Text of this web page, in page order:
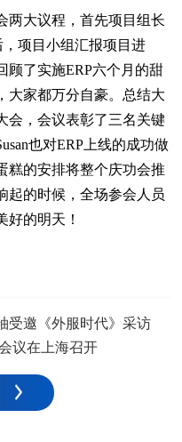
大议程，首先项目组长
项目小组汇报项目进
顾了实施ERP六个月的甜
大家都万分自豪。总结大
会，会议表彰了三名关键
也对ERP上线的成功做
糕的安排将整个庆功会推
起的时候，全场参会人员
好的明天！
受邀《外服时代》采访
议在上海召开